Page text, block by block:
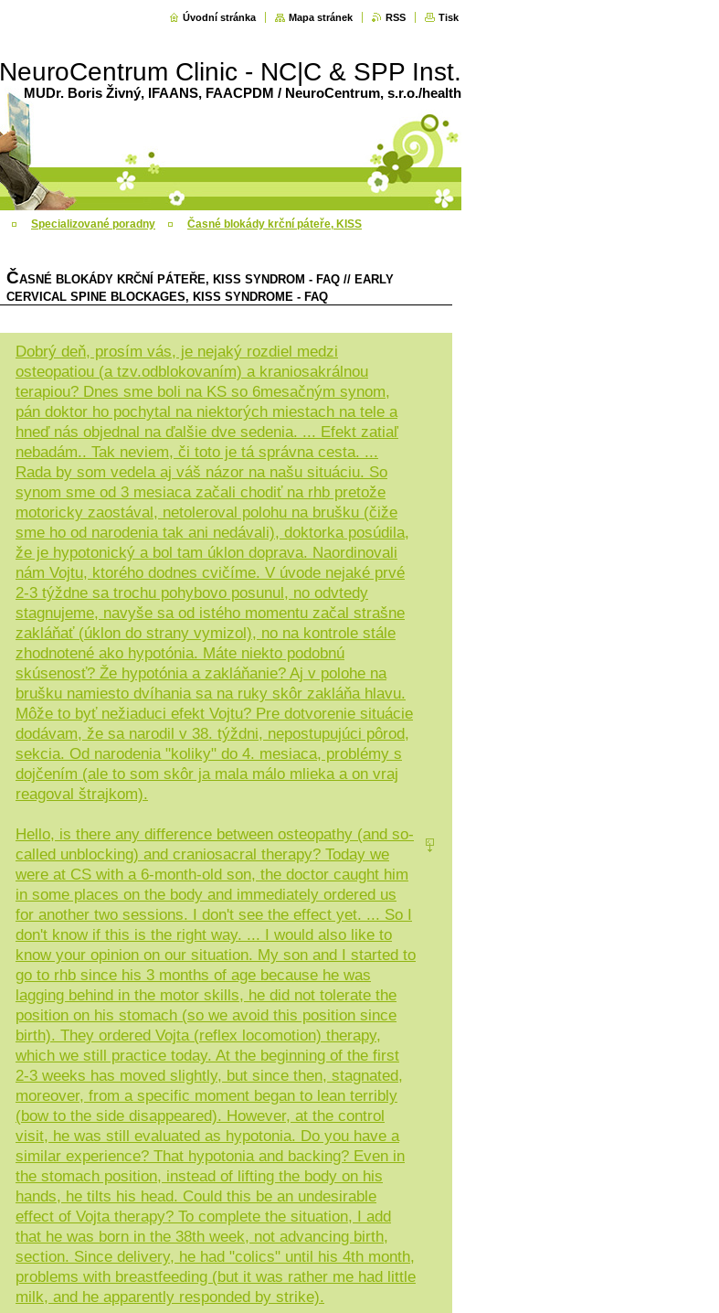
NeuroCentrum Clinic - NC|C & SPP Inst.
Úvodní stránka Mapa stránek RSS Tisk
MUDr. Boris Živný, IFAANS, FAACPDM / NeuroCentrum, s.r.o./health
Specializované poradny
Časné blokády krční páteře, KISS
ČASNÉ BLOKÁDY KRČNÍ PÁTEŘE, KISS SYNDROM - FAQ // EARLY
CERVICAL SPINE BLOCKAGES, KISS SYNDROME - FAQ
Dobrý deň, prosím vás, je nejaký rozdiel medzi
osteopatiou (a tzv.odblokovaním) a kraniosakrálnou
terapiou? Dnes sme boli na KS so 6mesačným synom,
pán doktor ho pochytal na niektorých miestach na tele a
hneď nás objednal na ďalšie dve sedenia. ... Efekt zatiaľ
nebadám.. Tak neviem, či toto je tá správna cesta. ...
Rada by som vedela aj váš názor na našu situáciu. So
synom sme od 3 mesiaca začali chodiť na rhb pretože
motoricky zaostával, netoleroval polohu na brušku (čiže
sme ho od narodenia tak ani nedávali), doktorka posúdila,
že je hypotonický a bol tam úklon doprava. Naordinovali
nám Vojtu, ktorého dodnes cvičíme. V úvode nejaké prvé
2-3 týždne sa trochu pohybovo posunul, no odvtedy
stagnujeme, navyše sa od istého momentu začal strašne
zakláňať (úklon do strany vymizol), no na kontrole stále
zhodnotené ako hypotónia. Máte niekto podobnú
skúsenosť? Že hypotónia a zakláňanie? Aj v polohe na
brušku namiesto dvíhania sa na ruky skôr zakláňa hlavu.
Môže to byť nežiaduci efekt Vojtu? Pre dotvorenie situácie
dodávam, že sa narodil v 38. týždni, nepostupujúci pôrod,
sekcia. Od narodenia "koliky" do 4. mesiaca, problémy s
dojčením (ale to som skôr ja mala málo mlieka a on vraj
reagoval štrajkom).
Hello, is there any difference between osteopathy (and so-
called unblocking) and craniosacral therapy? Today we
were at CS with a 6-month-old son, the doctor caught him
in some places on the body and immediately ordered us
for another two sessions. I don't see the effect yet. ... So I
don't know if this is the right way. ... I would also like to
know your opinion on our situation. My son and I started to
go to rhb since his 3 months of age because he was
lagging behind in the motor skills, he did not tolerate the
position on his stomach (so we avoid this position since
birth). They ordered Vojta (reflex locomotion) therapy,
which we still practice today. At the beginning of the first
2-3 weeks has moved slightly, but since then, stagnated,
moreover, from a specific moment began to lean terribly
(bow to the side disappeared). However, at the control
visit, he was still evaluated as hypotonia. Do you have a
similar experience? That hypotonia and backing? Even in
the stomach position, instead of lifting the body on his
hands, he tilts his head. Could this be an undesirable
effect of Vojta therapy? To complete the situation, I add
that he was born in the 38th week, not advancing birth,
section. Since delivery, he had "colics" until his 4th month,
problems with breastfeeding (but it was rather me had little
milk, and he apparently responded by strike).